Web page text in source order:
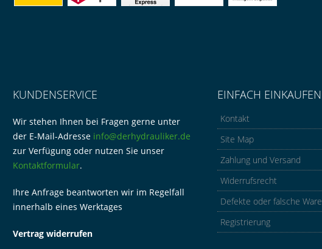
KUNDENSERVICE
Wir stehen Ihnen bei Fragen gerne unter
der E-Mail-Adresse info@derhydrauliker.de
zur Verfügung oder nutzen Sie unser
Kontaktformular.
Ihre Anfrage beantworten wir im Regelfall
innerhalb eines Werktages
Vertrag widerrufen
EINFACH EINKAUFEN
Kontakt
Site Map
Zahlung und Versand
Widerrufsrecht
Defekte oder falsche Ware
Registrierung